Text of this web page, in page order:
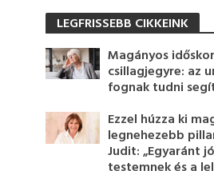
LEGFRISSEBB CIKKEINK
Magányos
csillagjegyre: az
fognak tudni
Ezzel húzza ki
legnehezebb
Judit: „Egyaránt